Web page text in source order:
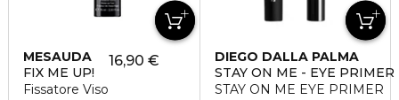
MESAUDA
FIX ME UP!
Fissatore Viso
16,90 €
DIEGO DALLA PALMA
STAY ON ME - EYE PRIMER
STAY ON ME EYE PRIMER